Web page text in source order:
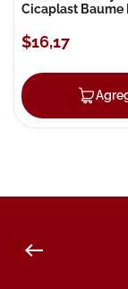
Cicaplast Baume
$16,17